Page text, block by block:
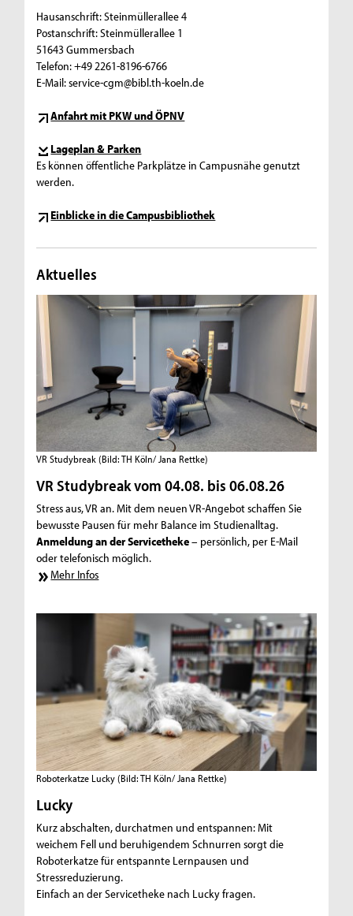
Hausanschrift: Steinmüllerallee 4
Postanschrift: Steinmüllerallee 1
51643 Gummersbach
Telefon: +49 2261-8196-6766
E-Mail: service-cgm@bibl.th-koeln.de
Anfahrt mit PKW und ÖPNV
Lageplan & Parken
Es können öffentliche Parkplätze in Campusnähe genutzt
werden.
Einblicke in die Campusbibliothek
Aktuelles
VR Studybreak (Bild: TH Köln/ Jana Rettke)
VR Studybreak vom 04.08. bis 06.08.26
Stress aus, VR an. Mit dem neuen VR-Angebot schaffen Sie
bewusste Pausen für mehr Balance im Studienalltag.
Anmeldung an der Servicetheke– persönlich, per E-Mail
oder telefonisch möglich.
Mehr Infos
Roboterkatze Lucky (Bild: TH Köln/ Jana Rettke)
Lucky
Kurz abschalten, durchatmen und entspannen: Mit
weichem Fell und beruhigendem Schnurren sorgt die
Roboterkatze für entspannte Lernpausen und
Stressreduzierung.
Einfach an der Servicetheke nach Lucky fragen.